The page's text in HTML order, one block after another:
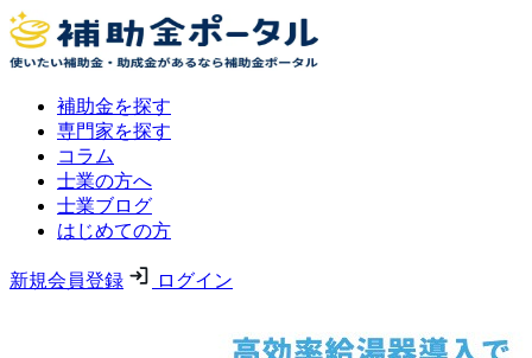
補助金を探す
専門家を探す
コラム
士業の方へ
士業ブログ
はじめての方
新規会員登録 ログイン